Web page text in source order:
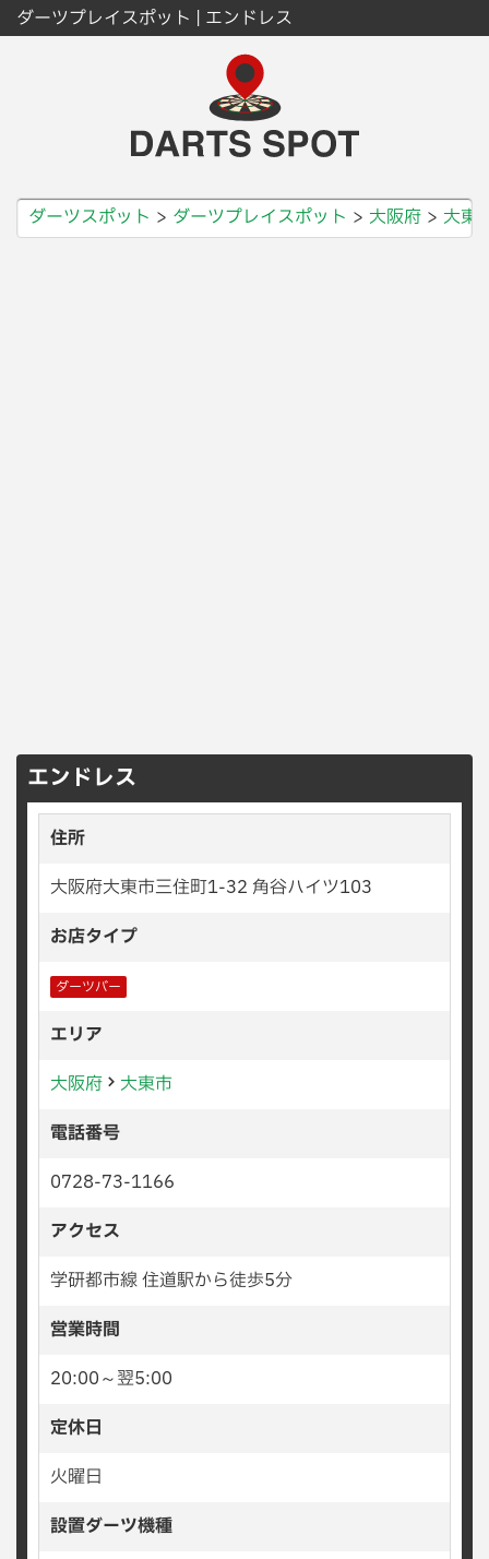
ダーツプレイスポット | エンドレス
ダーツスポット ダーツプレイスポット 大阪府 大東
エンドレス
住所
大阪府大東市三住町1-32 角谷ハイツ103
お店タイプ
ダーツバー
エリア
大阪府
大東市
電話番号
0728-73-1166
アクセス
学研都市線 住道駅から徒歩5分
営業時間
20:00～翌5:00
定休日
火曜日
設置ダーツ機種